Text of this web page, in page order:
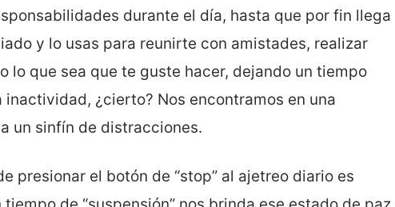
durante el día, hasta que por fin llega
y lo usas para reunirte con amistades, realizar
lo que sea que te guste hacer, dejando un tiempo
¿cierto? Nos encontramos en una
un sinfín de distracciones.
presionar el botón de “stop” al ajetreo diario es